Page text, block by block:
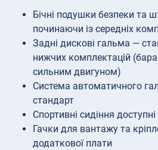
Бічні подушки безпеки та
починаючи із середніх
Задні дискові гальма —
нижчих комплектацій
сильним двигуном)
Система автоматичного
стандарт
Спортивні сидіння доступні
Гачки для вантажу та
додаткової плати